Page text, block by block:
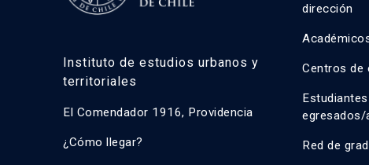
Instituto de estudios urbanos y
territoriales
El Comendador 1916, Providencia
¿Cómo llegar?
dirección
Centros de
egresados/
Red de